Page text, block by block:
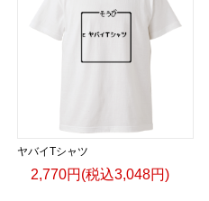
ヤバイTシャツ
2,770円(税込3,048円)